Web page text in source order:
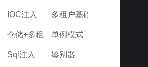
IOC注入 多租户基础
仓储+多租户单例模式
Sql注入 鉴别器